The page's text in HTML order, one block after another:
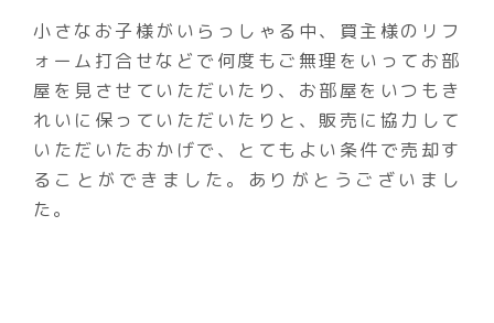
小さなお子様がいらっしゃる中、買主様のリフ
ォーム打合せなどで何度もご無理をいってお部
屋を見させていただいたり、お部屋をいつもき
れいに保っていただいたりと、販売に協力して
いただいたおかげで、とてもよい条件で売却す
ることができました。ありがとうございまし
た。